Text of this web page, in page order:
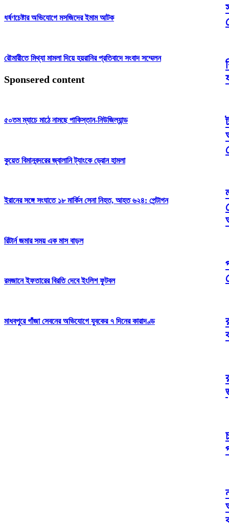
ধর্ষণচেষ্টার অভিযোগে মসজিদের ইমাম আটক
রৌমারীতে মিথ্যা মামলা দিয়ে হয়রানির প্রতিবাদে সংবাদ সম্মেলন
Sponsered content
৫০তম ম্যাচে মাঠে নামছে পাকিস্তান-নিউজিল্যান্ড
কুয়েত বিমানবন্দরের জ্বালানি ট্যাংকে ড্রোন হামলা
ইরানের সঙ্গে সংঘাতে ১৮ মার্কিন সেনা নিহত, আহত ৬২৪: পেন্টাগন
রিটার্ন জমার সময় এক মাস বাড়ল
রমজানে ইফতারের বিরতি দেবে ইংলিশ ফুটবল
মাধবপুরে গাঁজা সেবনের অভিযোগে যুবকের ৭ দিনের কারাদণ্ড